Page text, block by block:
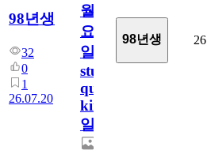
98년생
32
0
1
26.07.20
월
요
일/English
study
quiz
king762
일
98년생